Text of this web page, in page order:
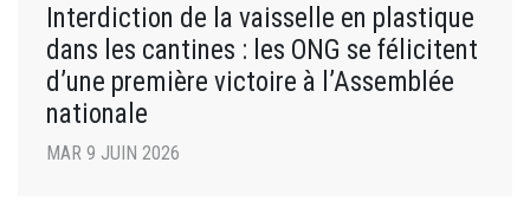
Interdiction de la vaisselle en plastique
dans les cantines : les ONG se félicitent
d’une première victoire à l’Assemblée
nationale
MAR 9 JUIN 2026